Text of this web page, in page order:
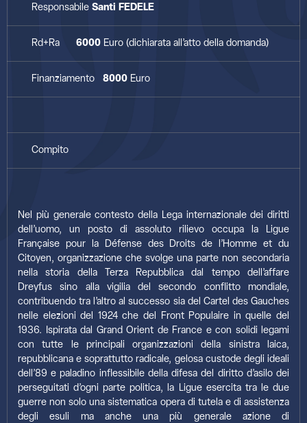
Responsabile Santi FEDELE
Rd+Ra 6000 Euro (dichiarata all’atto della domanda)
Finanziamento 8000 Euro
Compito
Nel più generale contesto della Lega internazionale dei diritti
dell’uomo, un posto di assoluto rilievo occupa la Ligue
Française pour la Défense des Droits de l’Homme et du
Citoyen, organizzazione che svolge una parte non secondaria
nella storia della Terza Repubblica dal tempo dell’affare
Dreyfus sino alla vigilia del secondo conflitto mondiale,
contribuendo tra l’altro al successo sia del Cartel des Gauches
nelle elezioni del 1924 che del Front Populaire in quelle del
1936. Ispirata dal Grand Orient de France e con solidi legami
con tutte le principali organizzazioni della sinistra laica,
repubblicana e soprattutto radicale, gelosa custode degli ideali
dell’89 e paladino inflessibile della difesa del diritto d’asilo dei
perseguitati d’ogni parte politica, la Ligue esercita tra le due
guerre non solo una sistematica opera di tutela e di assistenza
degli esuli ma anche una più generale azione di